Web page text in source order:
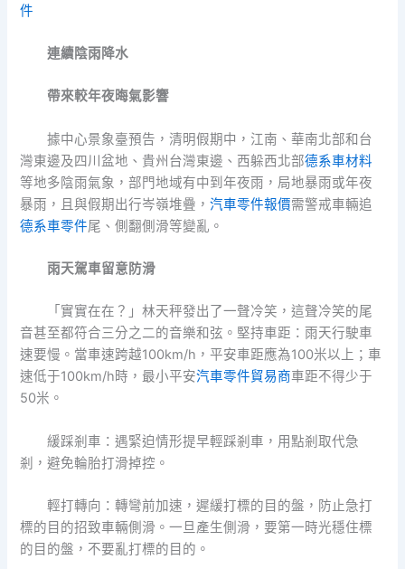
件
連續陰雨降水
帶來較年夜晦氣影響
據中心景象臺預告，清明假期中，江南、華南北部和台
灣東邊及四川盆地、貴州台灣東邊、西躲西北部德系車材料
等地多陰雨氣象，部門地域有中到年夜雨，局地暴雨或年夜
暴雨，且與假期出行岑嶺堆疊，汽車零件報價需警戒車輛追
德系車零件尾、側翻側滑等變亂。
雨天駕車留意防滑
「實實在在？」林天秤發出了一聲冷笑，這聲冷笑的尾
音甚至都符合三分之二的音樂和弦。堅持車距：雨天行駛車
速要慢。當車速跨越100km/h，平安車距應為100米以上；車
速低于100km/h時，最小平安汽車零件貿易商車距不得少于
50米。
緩踩剎車：遇緊迫情形提早輕踩剎車，用點剎取代急
剎，避免輪胎打滑掉控。
輕打轉向：轉彎前加速，遲緩打標的目的盤，防止急打
標的目的招致車輛側滑。一旦產生側滑，要第一時光穩住標
的目的盤，不要亂打標的目的。